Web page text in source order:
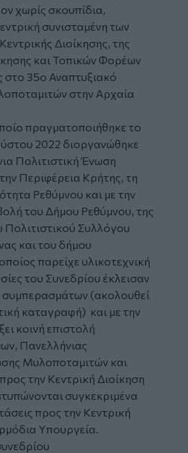
χωρίς σκουπίδια,
συνισταμένη των
Διοίκησης, της
και Τοπικών Φορέων
στο 35ο Αναπτυξιακό
στην Αρχαία
πραγματοποιήθηκε το
2022 διοργανώθηκε
Πολιτιστική Ένωση
Περιφέρεια Κρήτης, τη
Ρεθύμνου και με την
του Δήμου Ρεθύμνου, της
Πολιτιστικού Συλλόγου
και του δήμου
παρείχε υλικοτεχνική
του Συνεδρίου έκλεισαν
συμπερασμάτων (ακολουθεί
καταγραφή) και με την
κοινή επιστολή
Πανελλήνιας
Μυλοποταμιτών και
την Κεντρική Διοίκηση
συγκεκριμένα
προς την Κεντρική
Υπουργεία.